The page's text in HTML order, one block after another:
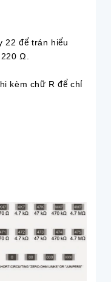
22 để trán hiểu
Ω.
kèm chữ R để chỉ